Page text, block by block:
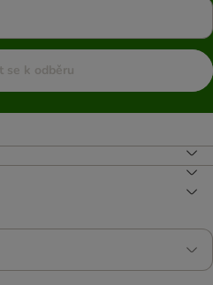
se k odběru